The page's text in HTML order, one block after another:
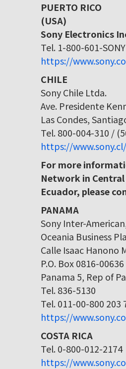
PUERTO RICO
(USA)
Sony Electronics
Tel. 1-800-601-
https://
CHILE
Sony Chile Ltda.
Ave. Presidente
Las Condes,
Tel. 800-004-310 /
https://www.sony.cl/
For more
Network in
Ecuador, please
PANAMA
Sony Inter-
Oceania Business
Calle Isaac Hanono
P.O. Box 0816-00636
Panama 5, Rep of
Tel. 836-5130
Tel. 011-00-800 203
https://
COSTA RICA
Tel. 0-800-012-2174
https://